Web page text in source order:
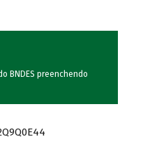
BNDES preenchendo